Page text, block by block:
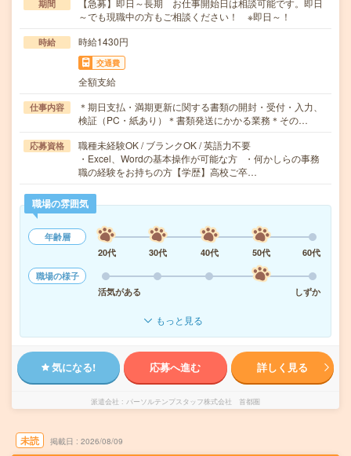
期間
【急募】即日～長期 お仕事開始日は相談可能です。即日
～でも現職中の方もご相談ください！ ※即日～！
時給 時給1430円
交通費
全額支給
仕事内容
＊期日支払・満期更新に関する書類の開封・受付・入力、
検証（PC・紙あり）＊書類発送にかかる業務＊その…
応募資格
職種未経験OK / ブランクOK / 英語力不要
・Excel、Wordの基本操作が可能な方 ・何かしらの事務
職の経験をお持ちの方【学歴】高校ご卒…
職場の雰囲気
年齢層
20代
30代 40代 50代
60代
職場の様子
活気がある
しずか
もっと見る
気になる! 応募へ進む 詳しく見る
派遣会社 パーソルテンプスタッフ株式会社 首都圏
未読 掲載日 2026/08/09